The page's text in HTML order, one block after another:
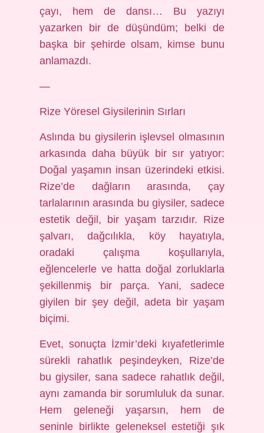
çayı, hem de dansı… Bu yazıyı
yazarken bir de düşündüm; belki de
başka bir şehirde olsam, kimse bunu
anlamazdı.
—
Rize Yöresel Giysilerinin Sırları
Aslında bu giysilerin işlevsel olmasının
arkasında daha büyük bir sır yatıyor:
Doğal yaşamın insan üzerindeki etkisi.
Rize’de dağların arasında, çay
tarlalarının arasında bu giysiler, sadece
estetik değil, bir yaşam tarzıdır. Rize
şalvarı, dağcılıkla, köy hayatıyla,
oradaki çalışma koşullarıyla,
eğlencelerle ve hatta doğal zorluklarla
şekillenmiş bir parça. Yani, sadece
giyilen bir şey değil, adeta bir yaşam
biçimi.
Evet, sonuçta İzmir’deki kıyafetlerimle
sürekli rahatlık peşindeyken, Rize’de
bu giysiler, sana sadece rahatlık değil,
aynı zamanda bir sorumluluk da sunar.
Hem geleneği yaşarsın, hem de
seninle birlikte geleneksel estetiği şık